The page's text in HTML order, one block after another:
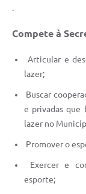
.
Compete à
Articular e
lazer;
Buscar
e privadas que
lazer no
Promover o
Exercer e
esporte;